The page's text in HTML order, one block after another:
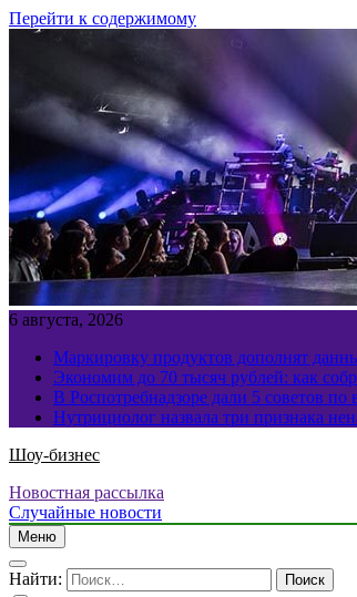
Перейти к содержимому
6 августа, 2026
Маркировку продуктов дополнят
Экономим до 70 тысяч рублей: как
В Роспотребнадзоре дали 5 советов
Нутрициолог назвала три признака
Шоу-бизнес
Новостная рассылка
Случайные новости
Меню
Найти: